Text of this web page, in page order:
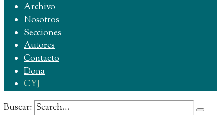
Archivo
Nosotros
Secciones
Autores
Contacto
Dona
CYJ
Buscar: